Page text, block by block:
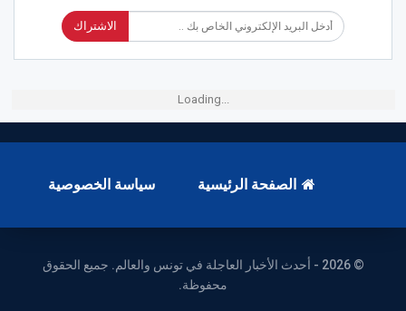
الاشتراك
Loading...
الصفحة الرئيسية سياسة الخصوصية
© 2026 - أحدث الأخبار العاجلة في تونس والعالم. جميع الحقوق
محفوظة.